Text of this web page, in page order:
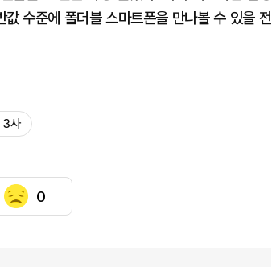
수준에 폴더블 스마트폰을 만나볼 수 있을 전
3사
0